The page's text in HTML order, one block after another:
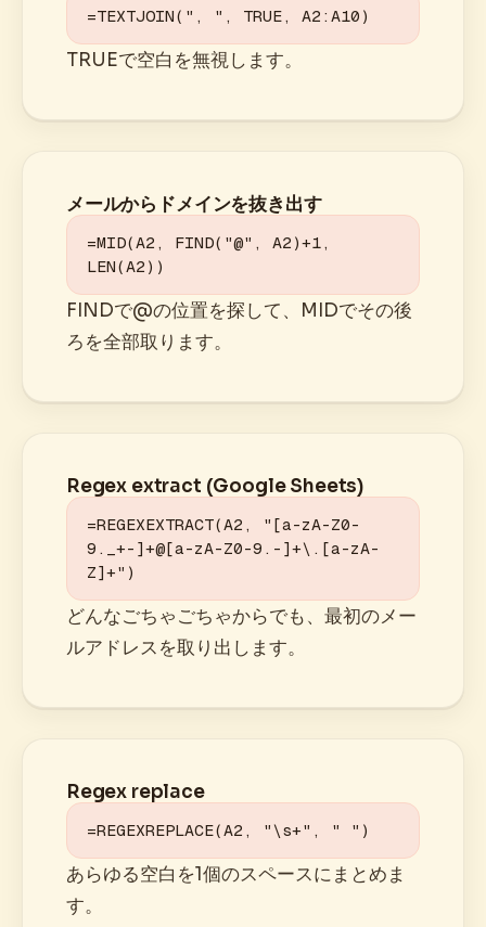
=TEXTJOIN(", ", TRUE, A2:A10)
TRUEで空白を無視します。
メールからドメインを抜き出す
=MID(A2, FIND("@", A2)+1,
LEN(A2))
FINDで@の位置を探して、MIDでその後
ろを全部取ります。
Regex extract (Google Sheets)
=REGEXEXTRACT(A2, "[a-zA-Z0-
9._+-]+@[a-zA-Z0-9.-]+\.[a-zA-
Z]+")
どんなごちゃごちゃからでも、最初のメー
ルアドレスを取り出します。
Regex replace
=REGEXREPLACE(A2, "\s+", " ")
あらゆる空白を1個のスペースにまとめま
す。